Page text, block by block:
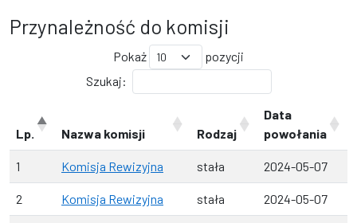
Przynależność do komisji
Pokaż
pozycji
Szukaj:
Lp. Nazwa komisji Rodzaj
Data
powołania
1 Komisja Rewizyjna stała 2024-05-07
2 Komisja Rewizyjna stała 2024-05-07